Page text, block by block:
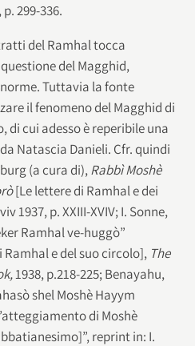
p. 299-336.
del Ramhal tocca
del Magghid,
Tuttavia la fonte
il fenomeno del Magghid di
di cui adesso è reperibile una
Natascia Danieli. Cfr. quindi
(a cura di),Rabbì Moshè
[Le lettere di Ramhal e dei
1937, p. XXIII-XVIV; I. Sonne,
Ramhal ve-huggò”
e del suo circolo], The
1938, p.218-225; Benayahu,
shel Moshè Hayym
di Moshè
reprint in: I.